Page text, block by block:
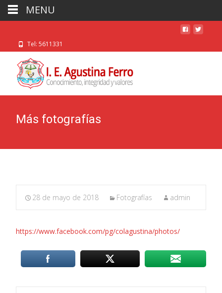
Tel: 5611331
Más fotografías
28 de mayo de 2018 Fotografías admin
https://www.facebook.com/pg/colagustina/photos/
MENU